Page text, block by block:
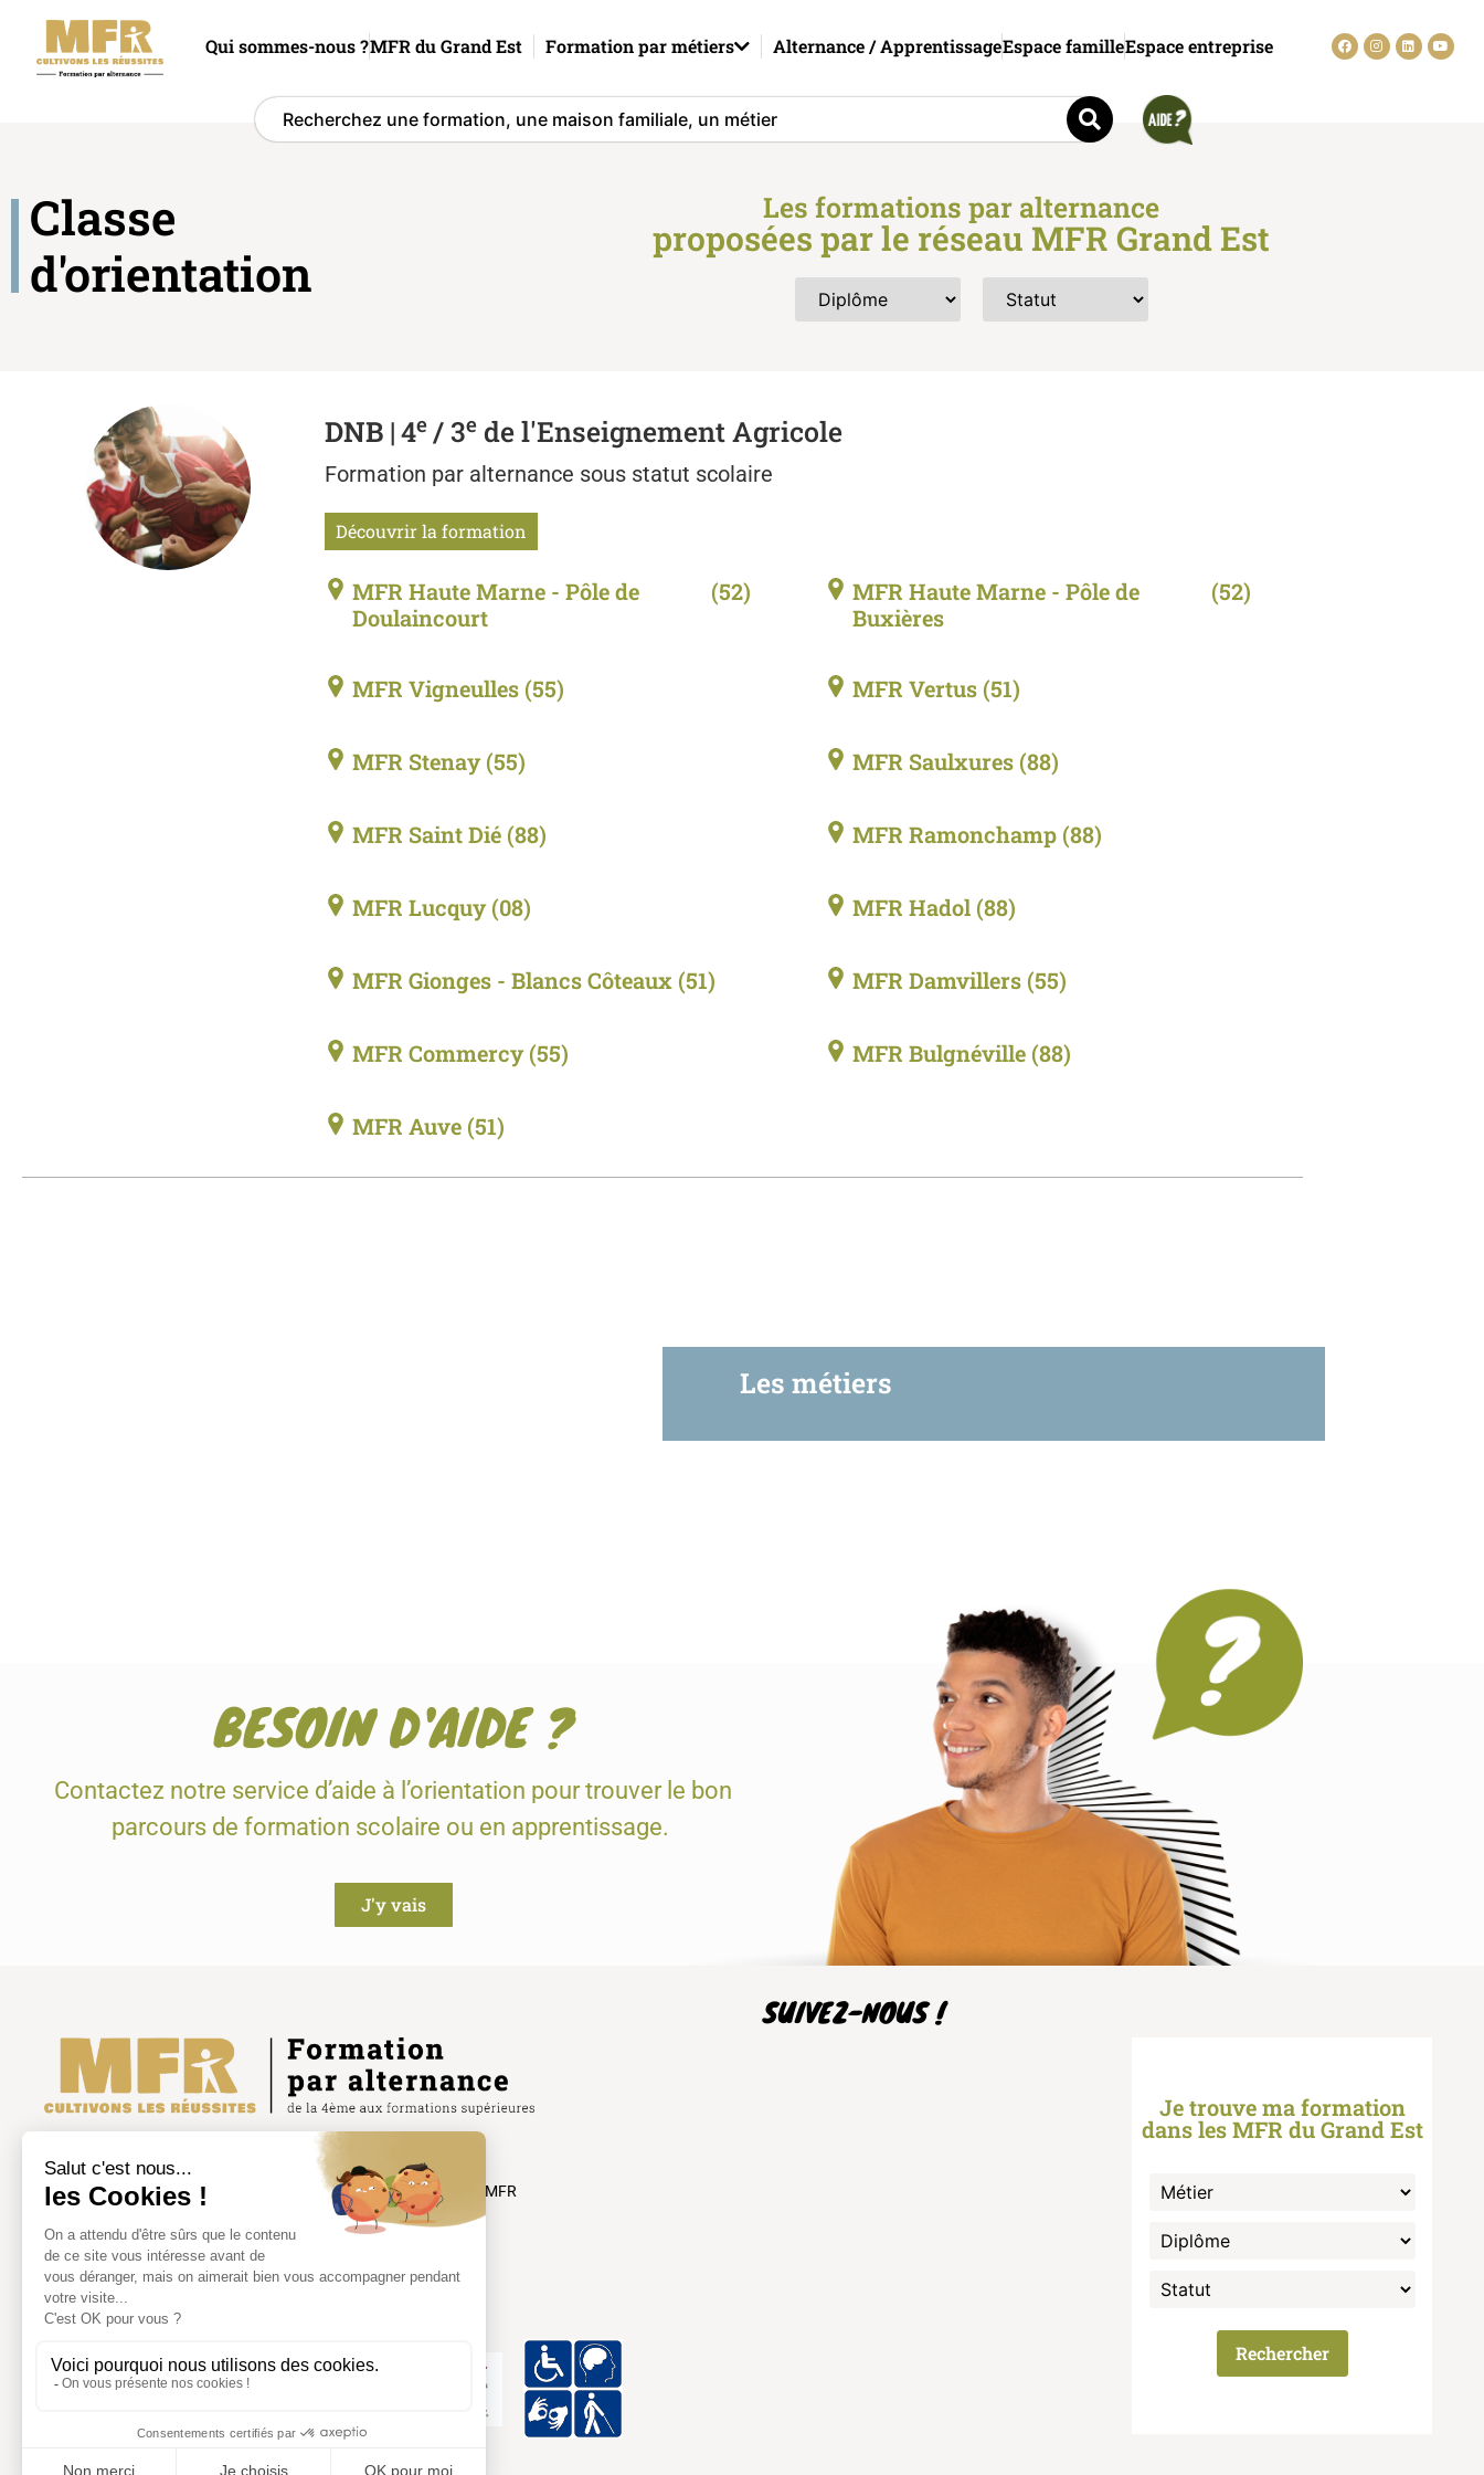
Qui sommes-nous ?MFR du Grand Est Formation par métiers Alternance / ApprentissageEspace familleEspace entreprise
Classe
d'orientation
Les formations par alternance
proposées par le réseau MFR Grand Est
DNB |4e / 3e de l'Enseignement Agricole
Formation par alternance sous statut scolaire
Découvrir la formation
MFR Haute Marne - Pôle de
Doulaincourt
(52)
MFR Haute Marne - Pôle de
Buxières
(52)
MFR Vigneulles (55) MFR Vertus (51)
MFR Stenay (55) MFR Saulxures (88)
MFR Saint Dié (88) MFR Ramonchamp (88)
MFR Lucquy (08) MFR Hadol (88)
MFR Gionges - Blancs Côteaux (51) MFR Damvillers (55)
MFR Commercy (55) MFR Bulgnéville (88)
MFR Auve (51)
Les métiers
BESOIN D'AIDE ?
Contactez notre service d’aide à l’orientation pour trouver le bon
parcours de formation scolaire ou en apprentissage.
J'y vais
FÉDÉRATION RÉGIONALE
DES MFR DU GRAND EST
61 ter rue St Michel – 55200
COMMERCY
fr.grandest@mfr.asso.fr
03 29 92 17 10
Site Union nationale des MFR
Nous contacter
SUIVEZ-NOUS !
Je trouve ma formation
dans les MFR du Grand Est
Rechercher